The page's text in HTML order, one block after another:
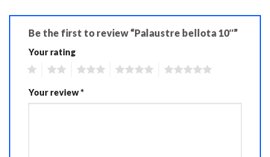
Be the first to review “Palaustre bellota 10″”
Your rating
Your review*